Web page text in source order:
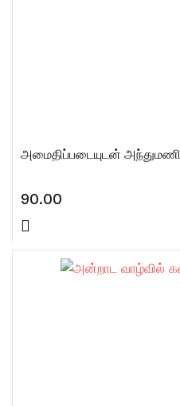
அமைதிப்படையுடன் அந்துமணி
90.00